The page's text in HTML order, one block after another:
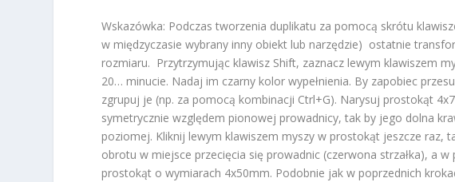
Wskazówka: Podczas tworzenia duplikatu za pomocą skrótu
w międzyczasie wybrany inny obiekt lub narzędzie) ostatnie
rozmiaru. Przytrzymując klawisz Shift, zaznacz lewym klawiszem
20… minucie. Nadaj im czarny kolor wypełnienia. By zapobiec
zgrupuj je (np. za pomocą kombinacji Ctrl+G). Narysuj prostokąt
symetrycznie względem pionowej prowadnicy, tak by jego dolna
poziomej. Kliknij lewym klawiszem myszy w prostokąt jeszcze raz,
obrotu w miejsce przecięcia się prowadnic (czerwona strzałka), a
prostokąt o wymiarach 4x50mm. Podobnie jak w poprzednich